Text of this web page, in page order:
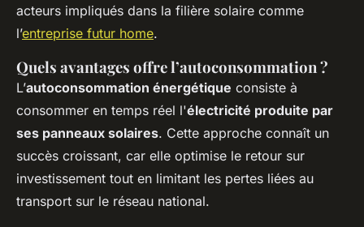
acteurs impliqués dans la filière solaire comme
l’entreprise futur home.
Quels avantages offre l’autoconsommation ?
L’autoconsommation énergétique consiste à
consommer en temps réel l'électricité produite par
ses panneaux solaires. Cette approche connaît un
succès croissant, car elle optimise le retour sur
investissement tout en limitant les pertes liées au
transport sur le réseau national.